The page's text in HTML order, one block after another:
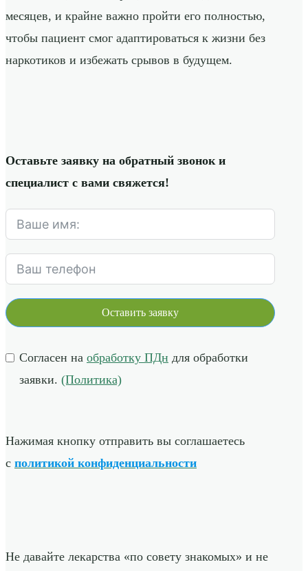
месяцев, и крайне важно пройти его полностью,
чтобы пациент смог адаптироваться к жизни без
наркотиков и избежать срывов в будущем.
Оставьте заявку на обратный звонок и
специалист с вами свяжется!
Оставить заявку
Согласен на обработку ПДн для обработки
заявки. (Политика)
Нажимая кнопку отправить вы соглашаетесь
с политикой конфиденциальности
Не давайте лекарства «по совету знакомых» и не